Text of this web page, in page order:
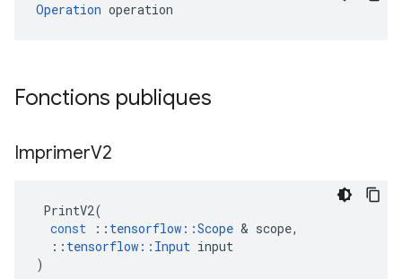
Operation operation
Fonctions publiques
ImprimerV2
PrintV2(
const
:: tensorflow ::Scope & scope,
:: tensorflow :: Input input
)